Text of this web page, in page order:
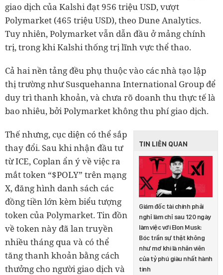
giao dịch của Kalshi đạt 956 triệu USD, vượt
Polymarket (465 triệu USD), theo Dune Analytics.
Tuy nhiên, Polymarket vẫn dẫn đầu ở mảng chính
trị, trong khi Kalshi thống trị lĩnh vực thể thao.
Cả hai nền tảng đều phụ thuộc vào các nhà tạo lập
thị trường như Susquehanna International Group để
duy trì thanh khoản, và chưa rõ doanh thu thực tế là
bao nhiêu, bởi Polymarket không thu phí giao dịch.
TIN LIÊN QUAN
Giám đốc tài chính phải
nghỉ làm chỉ sau 120 ngày
làm việc với Elon Musk:
Bóc trần sự thật không
như mơ khi là nhân viên
của tỷ phú giàu nhất hành
tinh
Thế nhưng, cục diện có thể sắp
thay đổi. Sau khi nhận đầu tư
từ ICE, Coplan ẩn ý về việc ra
mắt token “$POLY” trên mạng
X, đăng hình danh sách các
đồng tiền lớn kèm biểu tượng
token của Polymarket. Tin đồn
về token này đã lan truyền
nhiều tháng qua và có thể
tăng thanh khoản bằng cách
thưởng cho người giao dịch và